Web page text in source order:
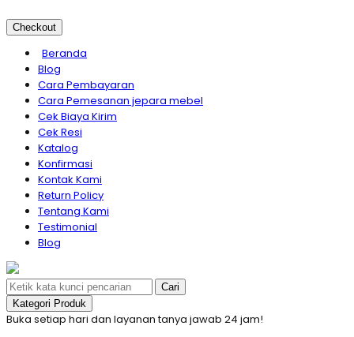
Checkout
Beranda
Blog
Cara Pembayaran
Cara Pemesanan jepara mebel
Cek Biaya Kirim
Cek Resi
Katalog
Konfirmasi
Kontak Kami
Return Policy
Tentang Kami
Testimonial
Blog
Cari
Kategori Produk
Buka setiap hari dan layanan tanya jawab 24 jam!